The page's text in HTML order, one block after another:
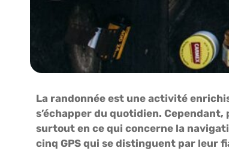
La randonnée est une activité
s’échapper du quotidien.
surtout en ce qui concerne la
cinq GPS qui se distinguent par leur